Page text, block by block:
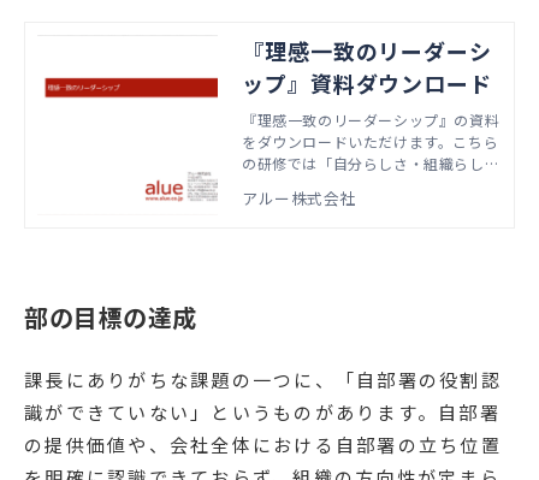
『理感一致のリーダーシ
ップ』資料ダウンロード
『理感一致のリーダーシップ』の資料
をダウンロードいただけます。こちら
の研修では「自分らしさ・組織らし
応えるためのあり方を磨くための方法
アルー株式会社
部の目標の達成
課長にありがちな課題の一つに、「自部署の役割認
識ができていない」というものがあります。自部署
の提供価値や、会社全体における自部署の立ち位置